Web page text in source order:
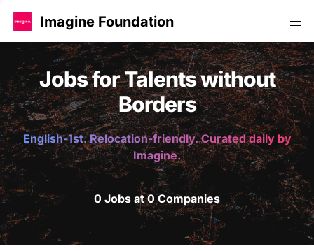
Imagine Foundation
Jobs for Talents without
Borders
English-1st. Relocation-friendly. Curated daily by
Imagine.
0 Jobs at 0 Companies